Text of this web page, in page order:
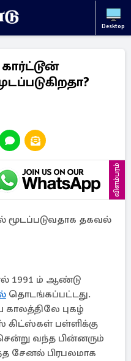
Desktop
விளம்பரம்
தகவல்
1991 ம் ஆண்டு
தொடங்கப்பட்டது.
காலத்திலே புகழ்
கிட்ஸ்கள் பள்ளிக்கு
வந்த பின்னரும்
சேனல் பிரபலமாக